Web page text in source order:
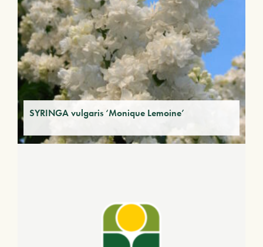
SYRINGA vulgaris ‘Monique Lemoine’